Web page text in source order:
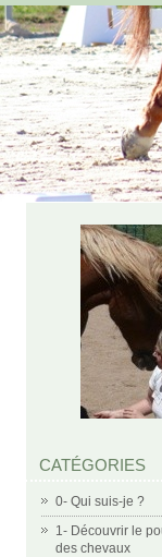
CATÉGORIES
0- Qui suis-je ?
1- Découvrir le
des chevaux